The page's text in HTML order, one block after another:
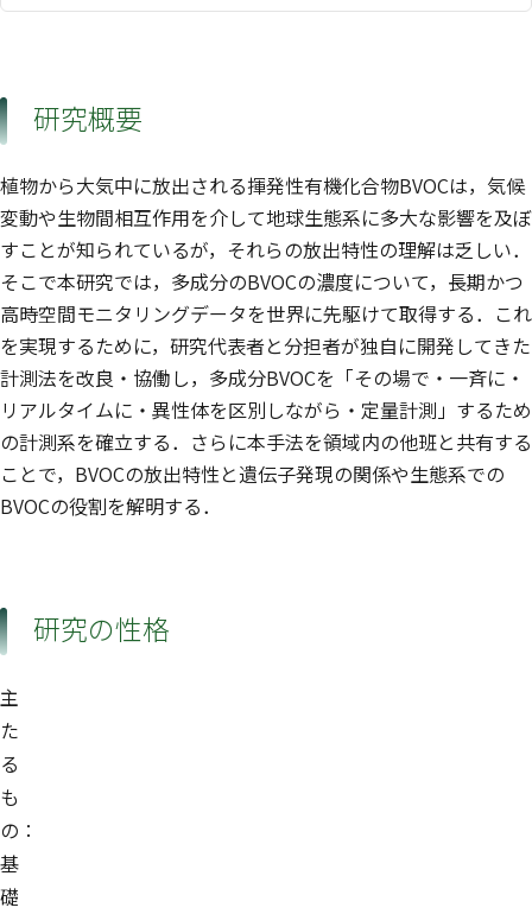
研究概要
植物から大気中に放出される揮発性有機化合物BVOCは，気候
変動や生物間相互作用を介して地球生態系に多大な影響を及ぼ
すことが知られているが，それらの放出特性の理解は乏しい．
そこで本研究では，多成分のBVOCの濃度について，長期かつ
高時空間モニタリングデータを世界に先駆けて取得する．これ
を実現するために，研究代表者と分担者が独自に開発してきた
計測法を改良・協働し，多成分BVOCを「その場で・一斉に・
リアルタイムに・異性体を区別しながら・定量計測」するため
の計測系を確立する．さらに本手法を領域内の他班と共有する
ことで，BVOCの放出特性と遺伝子発現の関係や生態系での
BVOCの役割を解明する．
研究の性格
主
た
る
も
の：
基
礎